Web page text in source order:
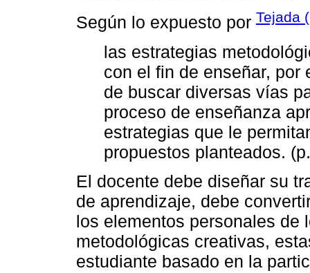
Según lo expuesto por Tejada
las estrategias
con el fin de enseñar, por
de buscar diversas vías
proceso de enseñanza
estrategias que le
propuestos planteados.
El docente debe diseñar su
de aprendizaje, debe
los elementos personales de
metodológicas creativas,
estudiante basado en la